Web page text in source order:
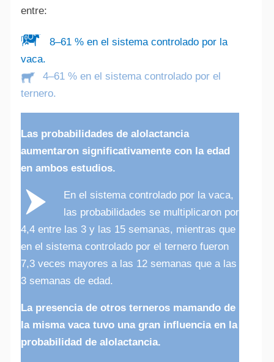
entre:
8–61 % en el sistema controlado por la
vaca.
4–61 % en el sistema controlado por el
ternero.
Las probabilidades de alolactancia
aumentaron significativamente con la edad
en ambos estudios.
En el sistema controlado por la vaca,
las probabilidades se multiplicaron por
4,4 entre las 3 y las 15 semanas, mientras que
en el sistema controlado por el ternero fueron
7,3 veces mayores a las 12 semanas que a las
3 semanas de edad.
La presencia de otros terneros mamando de
la misma vaca tuvo una gran influencia en la
probabilidad de alolactancia.